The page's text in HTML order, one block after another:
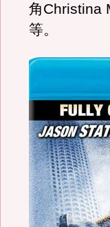
角Christina
等。